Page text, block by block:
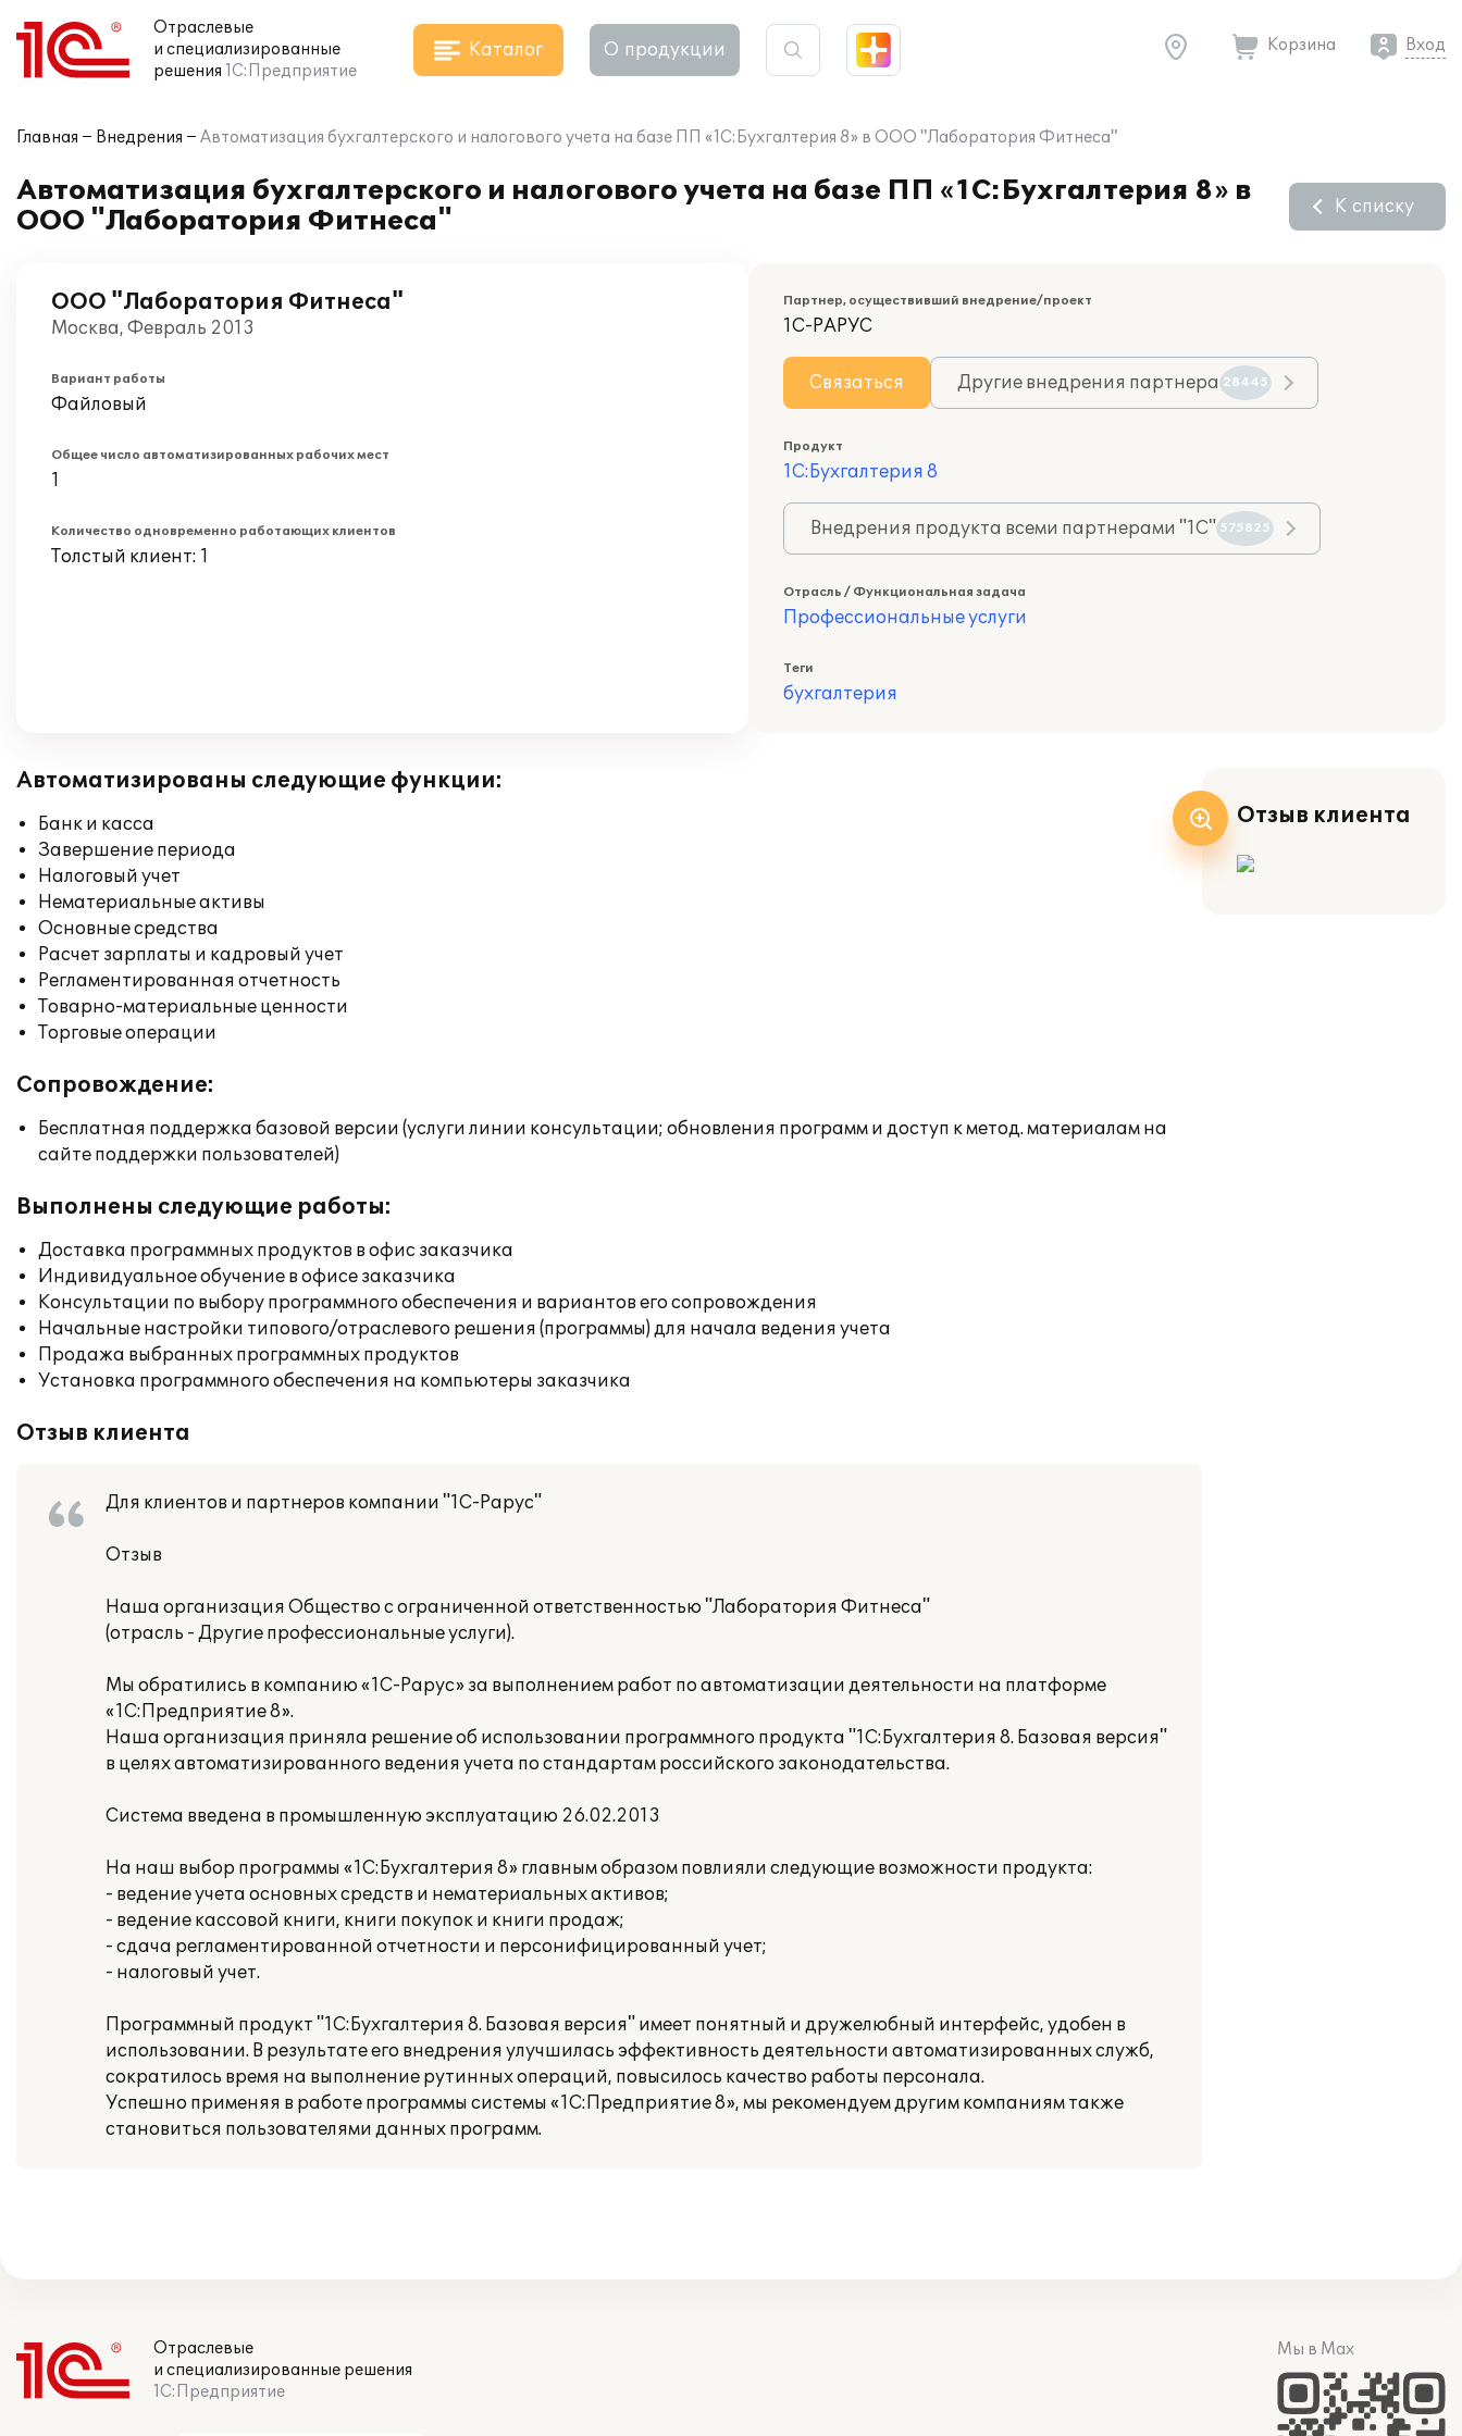
Отраслевые
и специализированные
решения 1С:Предприятие
Каталог О продукции Корзина Вход
Главная Внедрения Автоматизация бухгалтерского и налогового учета на базе ПП «1С:Бухгалтерия 8» в ООО "Лаборатория Фитнеса"
Автоматизация бухгалтерского и налогового учета на базе ПП «1С:Бухгалтерия 8» в
ООО "Лаборатория Фитнеса"
К списку
ООО "Лаборатория Фитнеса"
Москва, Февраль 2013
Вариант работы
Файловый
Общее число автоматизированных рабочих мест
1
Количество одновременно работающих клиентов
Толстый клиент: 1
Партнер, осуществивший внедрение/проект
1С-РАРУС
Связаться Другие внедрения партнера 28445
Продукт
1С:Бухгалтерия 8
Внедрения продукта всеми партнерами "1С" 575825
Отрасль / Функциональная задача
Профессиональные услуги
Теги
бухгалтерия
Автоматизированы следующие функции:
Банк и касса
Завершение периода
Налоговый учет
Нематериальные активы
Основные средства
Расчет зарплаты и кадровый учет
Регламентированная отчетность
Товарно-материальные ценности
Торговые операции
Сопровождение:
Бесплатная поддержка базовой версии (услуги линии консультации; обновления программ и доступ к метод. материалам на
сайте поддержки пользователей)
Выполнены следующие работы:
Доставка программных продуктов в офис заказчика
Индивидуальное обучение в офисе заказчика
Консультации по выбору программного обеспечения и вариантов его сопровождения
Начальные настройки типового/отраслевого решения (программы) для начала ведения учета
Продажа выбранных программных продуктов
Установка программного обеспечения на компьютеры заказчика
Отзыв клиента
Для клиентов и партнеров компании "1С-Рарус"
Отзыв
Наша организация Общество с ограниченной ответственностью "Лаборатория Фитнеса"
(отрасль - Другие профессиональные услуги).
Мы обратились в компанию «1С-Рарус» за выполнением работ по автоматизации деятельности на платформе
«1С:Предприятие 8».
Наша организация приняла решение об использовании программного продукта "1С:Бухгалтерия 8. Базовая версия"
в целях автоматизированного ведения учета по стандартам российского законодательства.
Система введена в промышленную эксплуатацию 26.02.2013
На наш выбор программы «1С:Бухгалтерия 8» главным образом повлияли следующие возможности продукта:
- ведение учета основных средств и нематериальных активов;
- ведение кассовой книги, книги покупок и книги продаж;
- сдача регламентированной отчетности и персонифицированный учет;
- налоговый учет.
Программный продукт "1С:Бухгалтерия 8. Базовая версия" имеет понятный и дружелюбный интерфейс, удобен в
использовании. В результате его внедрения улучшилась эффективность деятельности автоматизированных служб,
сократилось время на выполнение рутинных операций, повысилось качество работы персонала.
Успешно применяя в работе программы системы «1С:Предприятие 8», мы рекомендуем другим компаниям также
становиться пользователями данных программ.
Отзыв клиента
Отраслевые
и специализированные решения
1С:Предприятие
Мы в Max